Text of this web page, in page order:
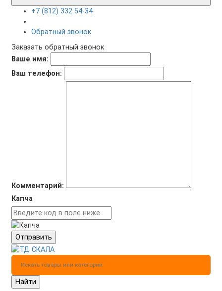
+7 (812) 332 54-34
Обратный звонок
Заказать обратный звонок
Ваше имя:
Ваш телефон:
Комментарий:
Капча
Отправить
Найти